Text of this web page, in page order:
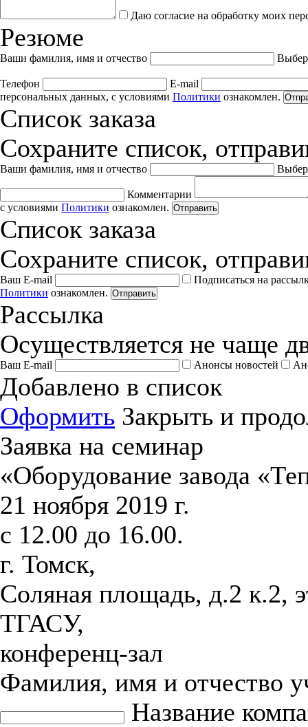
Даю согласие на обработку моих
Резюме
Ваши фамилия, имя и отчество
Телефон
E-mail
персональных данных, с условиями Политики ознакомлен.
Список заказа
Сохраните список,
Ваши фамилия, имя и отчество
Комментарии
с условиями Политики ознакомлен. Отправить
Список заказа
Сохраните список,
Ваш E-mail
Подписаться на
Политики ознакомлен. Отправить
Рассылка
Осуществляется не чаще
Ваш E-mail Анонсы новостей
Добавлено в список
Оформить Закрыть и
Заявка на семинар
«Оборудование завода
21 ноября 2019 г.
с 12.00 до 16.00.
г. Томск,
Соляная площадь, д.2 к.2,
ТГАСУ,
конференц-зал
Фамилия, имя и отчество
Название